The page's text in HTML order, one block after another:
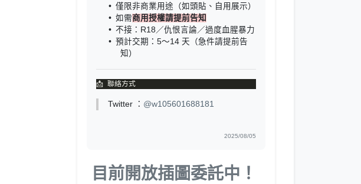
僅限非商業用途（如頭貼、自用展示）
如需商用授權請提前告知
不接：R18／仇恨言論／過度血腥暴力
預計交期：5～14 天（急件請提前告
知）
Twitter ： @w105601688181
2025/08/05
目前開放插圖委託中！